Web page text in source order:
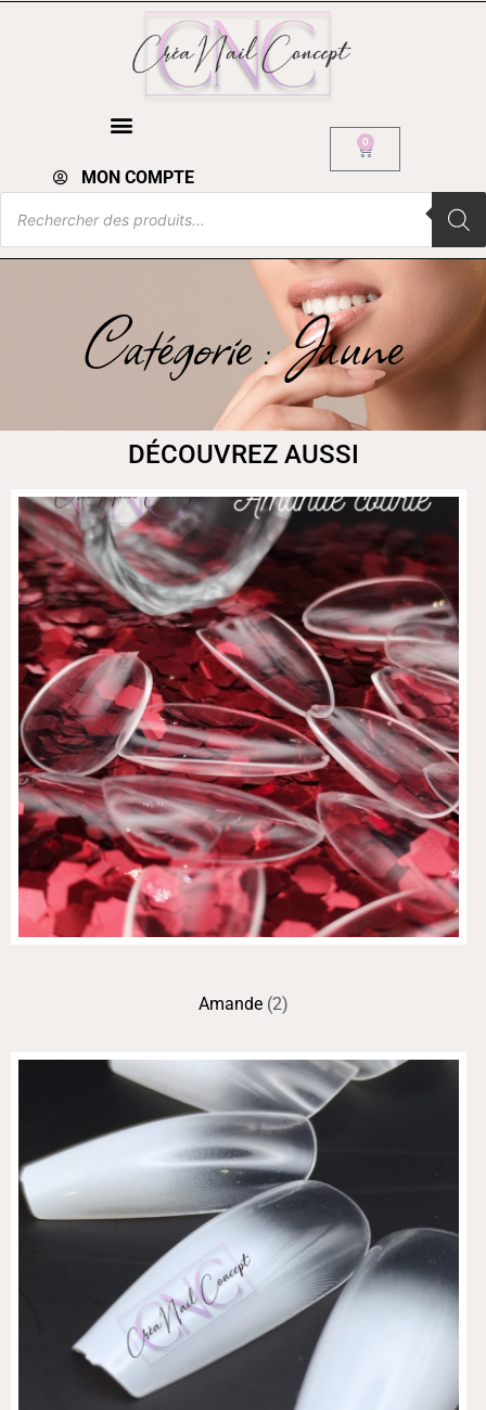
MON COMPTE
0
Catégorie : Jaune
DÉCOUVREZ AUSSI
Amande (2)